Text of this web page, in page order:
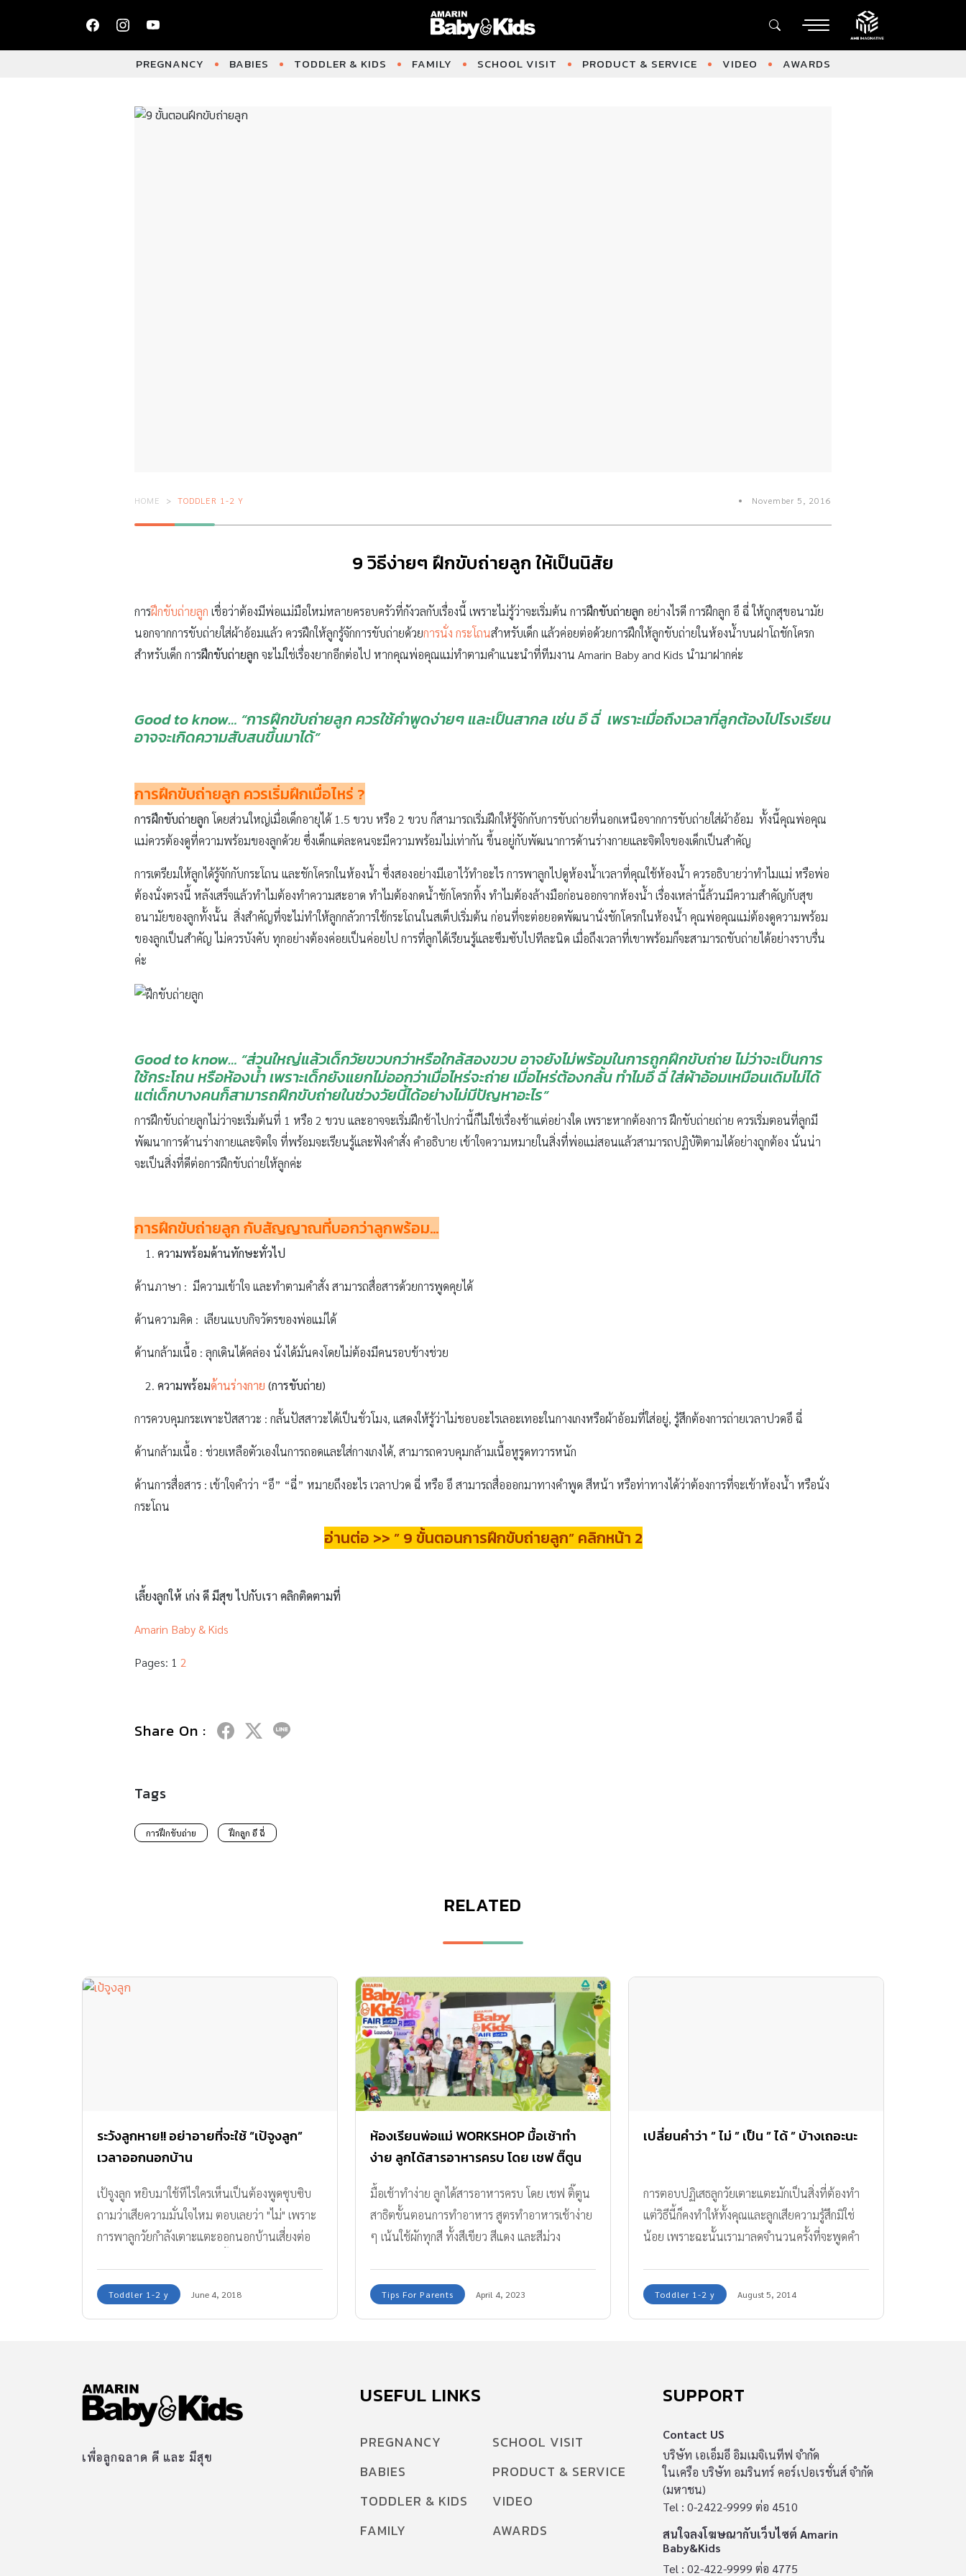
PREGNANCY BABIES TODDLER & KIDS FAMILY SCHOOL VISIT PRODUCT & SERVICE VIDEO AWARDS
HOME TODDLER 1-2 Y November 5, 2016
9 วิธีง่ายๆ ฝึกขับถ่ายลูก ให้เป็นนิสัย
การฝึกขับถ่ายลูก เชื่อว่าต้องมีพ่อแม่มือใหม่หลายครอบครัวที่กังวลกับเรื่องนี้ เพราะไม่รู้ว่าจะเริ่มต้น การฝึกขับถ่ายลูก อย่างไรดี การฝึกลูก อึ ฉี่ ให้ถูกสุขอนามัย
นอกจากการขับถ่ายใส่ผ้าอ้อมแล้ว ควรฝึกให้ลูกรู้จักการขับถ่ายด้วยการนั่ง กระโถนสำหรับเด็ก แล้วค่อยต่อด้วยการฝึกให้ลูกขับถ่ายในห้องน้ำบนฝาโถชักโครก
สำหรับเด็ก การฝึกขับถ่ายลูก จะไม่ใช่เรื่องยากอีกต่อไป หากคุณพ่อคุณแม่ทำตามคำแนะนำที่ทีมงาน Amarin Baby and Kids นำมาฝากค่ะ
Good to know… “การฝึกขับถ่ายลูก ควรใช้คำพูดง่ายๆ และเป็นสากล เช่น อึ ฉี่ เพราะเมื่อถึงเวลาที่ลูกต้องไปโรงเรียน
อาจจะเกิดความสับสนขึ้นมาได้”
การฝึกขับถ่ายลูก ควรเริ่มฝึกเมื่อไหร่ ?
การฝึกขับถ่ายลูก โดยส่วนใหญ่เมื่อเด็กอายุได้ 1.5 ขวบ หรือ 2 ขวบ ก็สามารถเริ่มฝึกให้รู้จักกับการขับถ่ายที่นอกเหนือจากการขับถ่ายใส่ผ้าอ้อม ทั้งนี้คุณพ่อคุณ
แม่ควรต้องดูที่ความพร้อมของลูกด้วย ซึ่งเด็กแต่ละคนจะมีความพร้อมไม่เท่ากัน ขึ้นอยู่กับพัฒนาการด้านร่างกายและจิตใจของเด็กเป็นสำคัญ
การเตรียมให้ลูกได้รู้จักกับกระโถน และชักโครกในห้องน้ำ ซึ่งสองอย่างมีเอาไว้ทำอะไร การพาลูกไปดูห้องน้ำเวลาที่คุณใช้ห้องน้ำ ควรอธิบายว่าทำไมแม่ หรือพ่อ
ต้องนั่งตรงนี้ หลังเสร็จแล้วทำไมต้องทำความสะอาด ทำไมต้องกดน้ำชักโครกทิ้ง ทำไมต้องล้างมือก่อนออกจากห้องน้ำ เรื่องเหล่านี้ล้วนมีความสำคัญกับสุข
อนามัยของลูกทั้งนั้น สิ่งสำคัญที่จะไม่ทำให้ลูกกลัวการใช้กระโถนในสเต็ปเริ่มต้น ก่อนที่จะต่อยอดพัฒนานั่งชักโครกในห้องน้ำ คุณพ่อคุณแม่ต้องดูความพร้อม
ของลูกเป็นสำคัญ ไม่ควรบังคับ ทุกอย่างต้องค่อยเป็นค่อยไป การที่ลูกได้เรียนรู้และซึมซับไปทีละนิด เมื่อถึงเวลาที่เขาพร้อมก็จะสามารถขับถ่ายได้อย่างราบรื่น
ค่ะ
Good to know… “ส่วนใหญ่แล้วเด็กวัยขวบกว่าหรือใกล้สองขวบ อาจยังไม่พร้อมในการถูกฝึกขับถ่าย ไม่ว่าจะเป็นการ
ใช้กระโถน หรือห้องน้ำ เพราะเด็กยังแยกไม่ออกว่าเมื่อไหร่จะถ่าย เมื่อไหร่ต้องกลั้น ทำไมอึ ฉี่ ใส่ผ้าอ้อมเหมือนเดิมไม่ได้
แต่เด็กบางคนก็สามารถฝึกขับถ่ายในช่วงวัยนี้ได้อย่างไม่มีปัญหาอะไร”
การฝึกขับถ่ายลูกไม่ว่าจะเริ่มต้นที่ 1 หรือ 2 ขวบ และอาจจะเริ่มฝึกช้าไปกว่านี้ก็ไม่ใช่เรื่องช้าแต่อย่างใด เพราะหากต้องการ ฝึกขับถ่ายถ่าย ควรเริ่มตอนที่ลูกมี
พัฒนาการด้านร่างกายและจิตใจ ที่พร้อมจะเรียนรู้และฟังคำสั่ง คำอธิบาย เข้าใจความหมายในสิ่งที่พ่อแม่สอนแล้วสามารถปฏิบัติตามได้อย่างถูกต้อง นั่นน่า
จะเป็นสิ่งที่ดีต่อการฝึกขับถ่ายให้ลูกค่ะ
การฝึกขับถ่ายลูก กับสัญญาณที่บอกว่าลูกพร้อม…
ความพร้อมด้านทักษะทั่วไป
ด้านภาษา : มีความเข้าใจ และทำตามคำสั่ง สามารถสื่อสารด้วยการพูดคุยได้
ด้านความคิด : เลียนแบบกิจวัตรของพ่อแม่ได้
ด้านกล้ามเนื้อ : ลุกเดินได้คล่อง นั่งได้มั่นคงโดยไม่ต้องมีคนรอบข้างช่วย
ความพร้อมด้านร่างกาย (การขับถ่าย)
การควบคุมกระเพาะปัสสาวะ : กลั้นปัสสาวะได้เป็นชั่วโมง, แสดงให้รู้ว่าไม่ชอบอะไรเลอะเทอะในกางเกงหรือผ้าอ้อมที่ใส่อยู่, รู้สึกต้องการถ่ายเวลาปวดอึ ฉี่
ด้านกล้ามเนื้อ : ช่วยเหลือตัวเองในการถอดและใส่กางเกงได้, สามารถควบคุมกล้ามเนื้อหูรูดทวารหนัก
ด้านการสื่อสาร : เข้าใจคำว่า “อึ” “ฉี่” หมายถึงอะไร เวลาปวด ฉี่ หรือ อึ สามารถสื่อออกมาทางคำพูด สีหน้า หรือท่าทางได้ว่าต้องการที่จะเข้าห้องน้ำ หรือนั่ง
กระโถน
อ่านต่อ >> ” 9 ขั้นตอนการฝึกขับถ่ายลูก” คลิกหน้า 2
เลี้ยงลูกให้ เก่ง ดี มีสุข ไปกับเรา คลิกติดตามที่
Amarin Baby & Kids
Pages: 1 2
Share On :
Tags
การฝึกขับถ่าย ฝึกลูก อึ ฉี่
RELATED
ระวังลูกหาย!! อย่าอายที่จะใช้ “เป้จูงลูก”
เวลาออกนอกบ้าน
เป้จูงลูก หยิบมาใช้ทีไรใครเห็นเป็นต้องพูดซุบซิบ
ถามว่าเสียความมั่นใจไหม ตอบเลยว่า "ไม่" เพราะ
การพาลูกวัยกำลังเตาะแตะออกนอกบ้านเสี่ยงต่อ
ลูกวิ่งหายไปกับฝูงชน แล้วแม่วิ่งตามไปไม่ทัน ลูก
หาย!! จะทำยังไง?!
Toddler 1-2 y June 4, 2018
ห้องเรียนพ่อแม่ WORKSHOP มื้อเช้าทำ
ง่าย ลูกได้สารอาหารครบ โดย เชฟ ติ๊ตูน
มื้อเช้าทำง่าย ลูกได้สารอาหารครบ โดย เชฟ ติ๊ตูน
สาธิตขั้นตอนการทำอาหาร สูตรทำอาหารเช้าง่าย
ๆ เน้นใช้ผักทุกสี ทั้งสีเขียว สีแดง และสีม่วง
Tips For Parents April 4, 2023
เปลี่ยนคำว่า ” ไม่ ” เป็น ” ได้ ” บ้างเถอะนะ
การตอบปฏิเสธลูกวัยเตาะแตะมักเป็นสิ่งที่ต้องทำ
แต่วิธีนี้ก็คงทำให้ทั้งคุณและลูกเสียความรู้สึกมิใช่
น้อย เพราะฉะนั้นเรามาลดจำนวนครั้งที่จะพูดคำ
Toddler 1-2 y August 5, 2014
เพื่อลูกฉลาด ดี และ มีสุข
USEFUL LINKS
PREGNANCY
BABIES
TODDLER & KIDS
FAMILY
SCHOOL VISIT
PRODUCT & SERVICE
VIDEO
AWARDS
SUPPORT
Contact US
บริษัท เอเอ็มอี อิมเมจิเนทีฟ จำกัด
ในเครือ บริษัท อมรินทร์ คอร์เปอเรชั่นส์ จำกัด
(มหาชน)
Tel : 0-2422-9999 ต่อ 4510
สนใจลงโฆษณากับเว็บไซต์ Amarin
Baby&Kids
Tel : 02-422-9999 ต่อ 4775